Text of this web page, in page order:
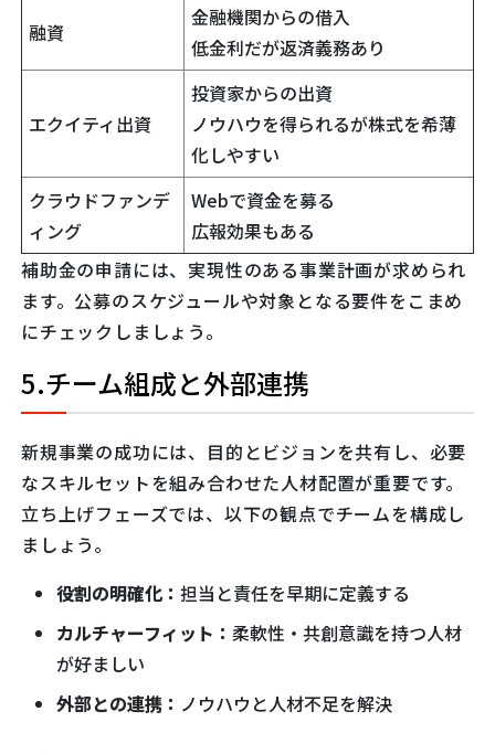
融資
金融機関からの借入
低金利だが返済義務あり
エクイティ出資
投資家からの出資
ノウハウを得られるが株式を希薄
化しやすい
クラウドファンデ
ィング
Webで資金を募る
広報効果もある
補助金の申請には、実現性のある事業計画が求められ
ます。公募のスケジュールや対象となる要件をこまめ
にチェックしましょう。
5.チーム組成と外部連携
新規事業の成功には、目的とビジョンを共有し、必要
なスキルセットを組み合わせた人材配置が重要です。
立ち上げフェーズでは、以下の観点でチームを構成し
ましょう。
役割の明確化： 担当と責任を早期に定義する
カルチャーフィット： 柔軟性・共創意識を持つ人材
が好ましい
外部との連携： ノウハウと人材不足を解決